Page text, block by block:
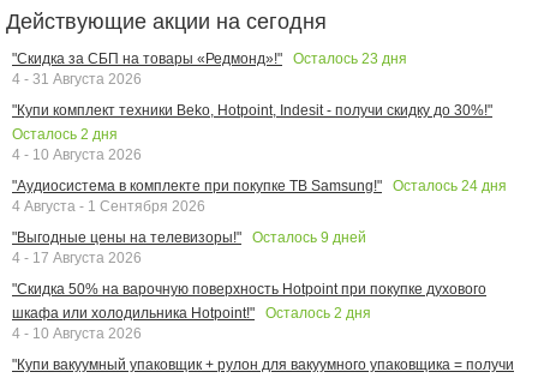
Действующие акции на сегодня
"Скидка за СБП на товары «Редмонд»!" Осталось 23 дня
4 - 31 Августа 2026
"Купи комплект техники Beko, Hotpoint, Indesit - получи скидку до 30%!"
Осталось 2 дня
4 - 10 Августа 2026
"Аудиосистема в комплекте при покупке ТВ Samsung!"
Осталось 24 дня
4 Августа - 1 Сентября 2026
"Выгодные цены на телевизоры!"
Осталось 9 дней
4 - 17 Августа 2026
"Скидка 50% на варочную поверхность Hotpoint при покупке духового
шкафа или холодильника Hotpoint!"
Осталось 2 дня
4 - 10 Августа 2026
"Купи вакуумный упаковщик + рулон для вакуумного упаковщика = получи